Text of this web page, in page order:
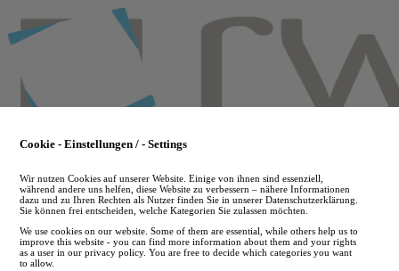
to
main
Cookie - Einstellungen / - Settings
Wir nutzen Cookies auf unserer Website. Einige von ihnen sind essenziell,
während andere uns helfen, diese Website zu verbessern – nähere Informationen
dazu und zu Ihren Rechten als Nutzer finden Sie in unserer Datenschutzerklärung.
Sie können frei entscheiden, welche Kategorien Sie zulassen möchten.
We use cookies on our website. Some of them are essential, while others help us to
improve this website - you can find more information about them and your rights
as a user in our privacy policy. You are free to decide which categories you want
to allow.